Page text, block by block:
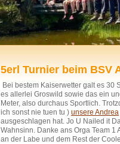
5erl Turnier beim BSV
Bei bestem Kaiserwetter galt es 30
es allerlei Groswild sowie das ein
Meter, also durchaus Sportlich.
ich sonst nie tuen tu ) unsere Andrea
ausgeschlagen hat. Jo U Nailed it
Wahnsinn. Danke ans Orga Team 1
an der Labe und dem Rest der